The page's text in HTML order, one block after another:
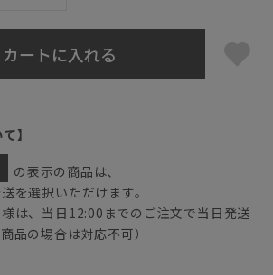
カートに入れる
】
の表示の商品は、
を選択いただけます。
は、当日12:00までのご注文で当日発送
品の場合は対応不可）